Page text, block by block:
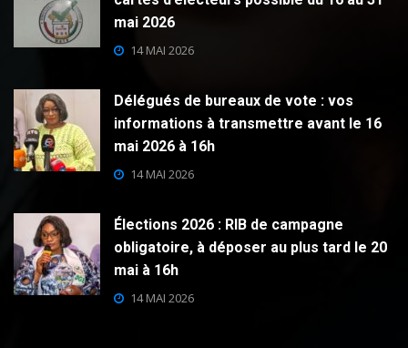
mai 2026
14 MAI 2026
Délégués de bureaux de vote : vos
informations à transmettre avant le 16
mai 2026 à 16h
14 MAI 2026
Élections 2026 : RIB de campagne
obligatoire, à déposer au plus tard le 20
mai à 16h
14 MAI 2026